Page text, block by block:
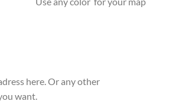
here. Or any other
want.